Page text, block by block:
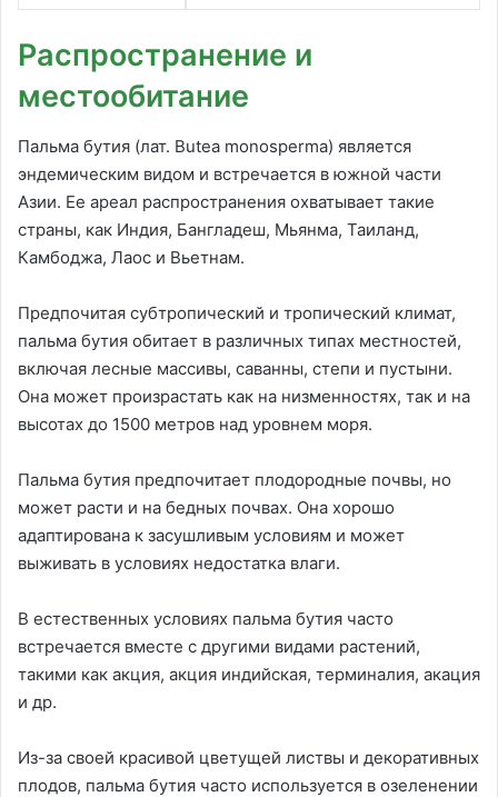
Распространение и
местообитание
Пальма бутия (лат. Butea monosperma) является
эндемическим видом и встречается в южной части
Азии. Ее ареал распространения охватывает такие
страны, как Индия, Бангладеш, Мьянма, Таиланд,
Камбоджа, Лаос и Вьетнам.
Предпочитая субтропический и тропический климат,
пальма бутия обитает в различных типах местностей,
включая лесные массивы, саванны, степи и пустыни.
Она может произрастать как на низменностях, так и на
высотах до 1500 метров над уровнем моря.
Пальма бутия предпочитает плодородные почвы, но
может расти и на бедных почвах. Она хорошо
адаптирована к засушливым условиям и может
выживать в условиях недостатка влаги.
В естественных условиях пальма бутия часто
встречается вместе с другими видами растений,
такими как акция, акция индийская, терминалия, акация
и др.
Из-за своей красивой цветущей листвы и декоративных
плодов, пальма бутия часто используется в озеленении